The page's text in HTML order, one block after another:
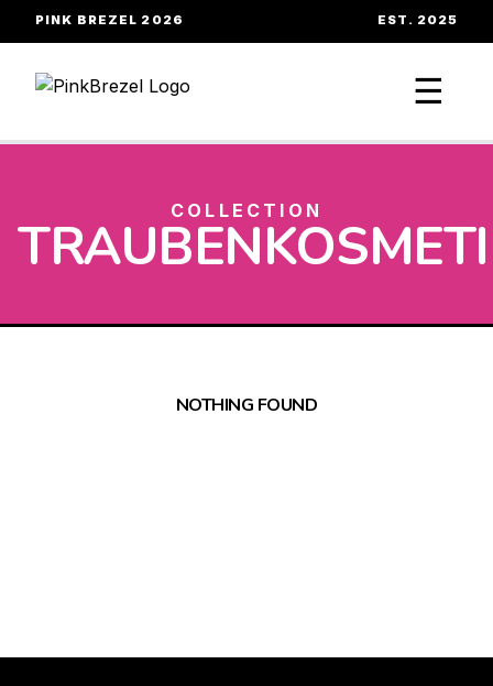
PINK BREZEL 2026 EST. 2025
☰
COLLECTION
NOTHING FOUND